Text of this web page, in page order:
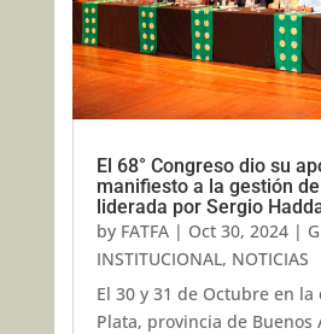
El 68° Congreso dio su
manifiesto a la gestión
liderada por Sergio
by FATFA| Oct 30, 2024|
INSTITUCIONAL, NOTICIAS
El 30 y 31 de Octubre en la
Plata, provincia de Buenos